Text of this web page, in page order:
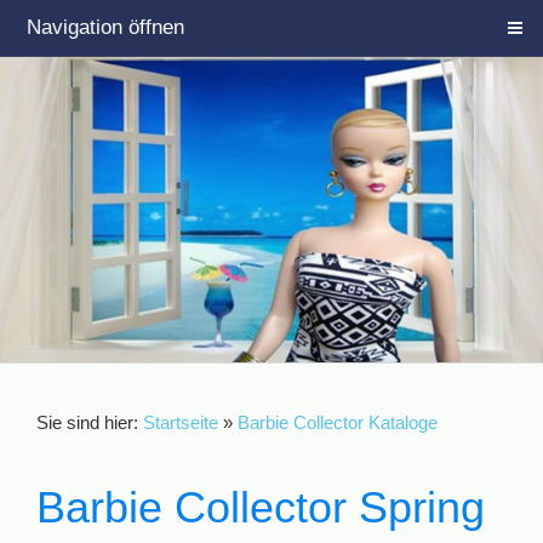
Navigation öffnen
Sie sind hier: Startseite » Barbie Collector Kataloge
Barbie Collector Spring